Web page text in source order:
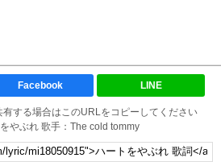
Facebook LINE
する場合はこのURLをコピーしてください
やぶれ 歌手：The cold tommy